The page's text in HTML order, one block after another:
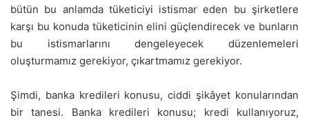
bütün bu anlamda tüketiciyi istismar eden bu şirketlere
karşı bu konuda tüketicinin elini güçlendirecek ve bunların
bu istismarlarını dengeleyecek düzenlemeleri
oluşturmamız gerekiyor, çıkartmamız gerekiyor.
Şimdi, banka kredileri konusu, ciddi şikâyet konularından
bir tanesi. Banka kredileri konusu; kredi kullanıyoruz,